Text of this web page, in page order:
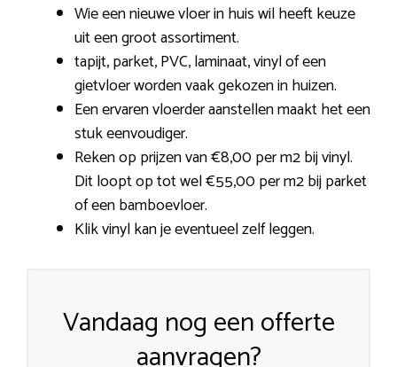
Wie een nieuwe vloer in huis wil heeft keuze
uit een groot assortiment.
tapijt, parket, PVC, laminaat, vinyl of een
gietvloer worden vaak gekozen in huizen.
Een ervaren vloerder aanstellen maakt het een
stuk eenvoudiger.
Reken op prijzen van €8,00 per m2 bij vinyl.
Dit loopt op tot wel €55,00 per m2 bij parket
of een bamboevloer.
Klik vinyl kan je eventueel zelf leggen.
Vandaag nog een offerte
aanvragen?